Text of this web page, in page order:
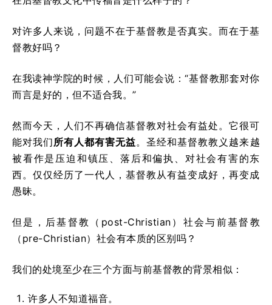
对许多人来说，问题不在于基督教是否真实。而在于基
督教好吗？
在我读神学院的时候，人们可能会说：“基督教那套对你
而言是好的，但不适合我。”
然而今天，人们不再确信基督教对社会有益处。它很可
能对我们所有人都有害无益。圣经和基督教教义越来越
被看作是压迫和镇压、落后和偏执、对社会有害的东
西。仅仅经历了一代人，基督教从有益变成好，再变成
愚昧。
但是，后基督教（post-Christian）社会与前基督教
（pre-Christian）社会有本质的区别吗？
我们的处境至少在三个方面与前基督教的背景相似：
许多人不知道福音。